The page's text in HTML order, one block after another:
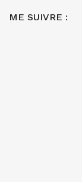
ME SUIVRE :